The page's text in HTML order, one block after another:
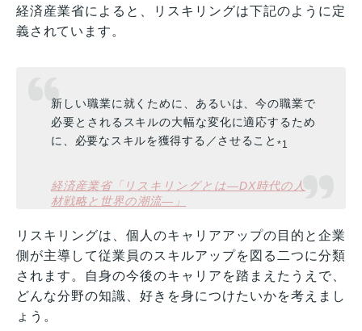
経済産業省によると、リスキリングは下記のように定
義されています。
新しい職業に就くために、あるいは、今の職業で
必要とされるスキルの大幅な変化に適応するため
に、必要なスキルを獲得する／させること *1
経済産業省「リスキリングとは―DX時代の人
材戦略と世界の潮流―」
リスキリングは、個人のキャリアアップの目的と企業
側が主導して従業員のスキルアップを図る二つに分類
されます。自身の今後のキャリアを踏まえたうえで、
どんな分野の知識、好きを身につけたいかを考えまし
ょう。